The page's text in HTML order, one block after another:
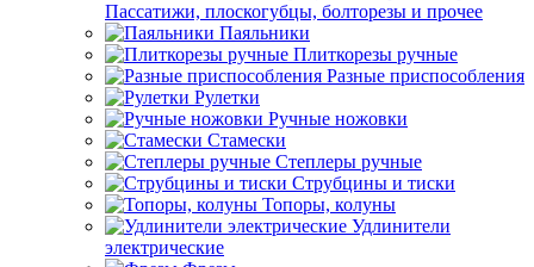
Пассатижи, плоскогубцы, болторезы и прочее
Паяльники
Плиткорезы ручные
Разные приспособления
Рулетки
Ручные ножовки
Стамески
Степлеры ручные
Струбцины и тиски
Топоры, колуны
Удлинители
электрические